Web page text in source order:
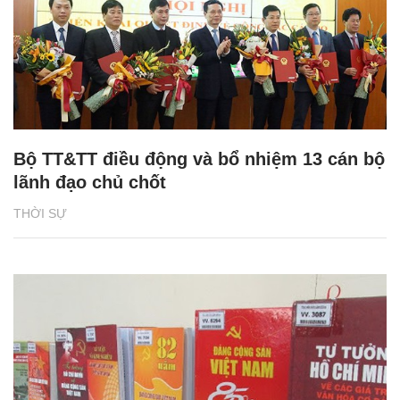
THỜI SỰ
Bộ TT&TT điều động và bổ nhiệm 13 cán bộ
lãnh đạo chủ chốt